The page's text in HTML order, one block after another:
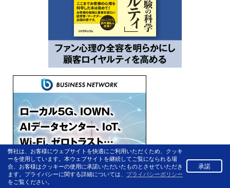
弊社は、お客様にウェブサイトを快適にご利用いただくため、クッキ
ーを使用しています。本ウェブサイトを継続してご覧になられる場
合、お客様はクッキーの使用に承諾いただいたものとさせていただき
ます。プライバシーに関する詳細については、 プライバシーポリシー
をご覧ください。
承諾